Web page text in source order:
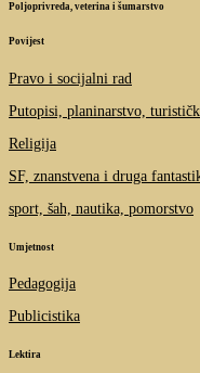
Poljoprivreda, veterina i šumarstvo
Povijest
Pravo i socijalni rad
Putopisi, planinarstvo,
Religija
SF, znanstvena i druga
sport, šah, nautika, pomorstvo
Umjetnost
Pedagogija
Publicistika
Lektira